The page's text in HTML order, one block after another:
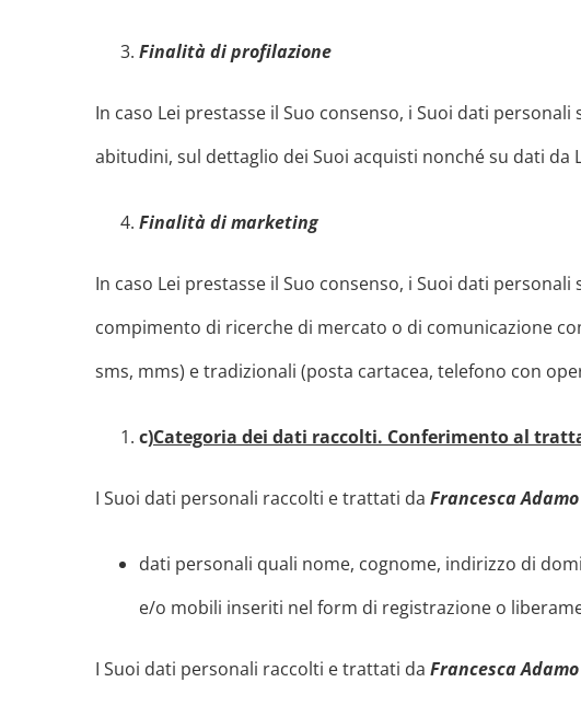
Finalità di profilazione
In caso Lei prestasse il Suo consenso, i Suoi dati
abitudini, sul dettaglio dei Suoi acquisti nonché su dati
Finalità di marketing
In caso Lei prestasse il Suo consenso, i Suoi dati
compimento di ricerche di mercato o di comunicazione
sms, mms) e tradizionali (posta cartacea, telefono con
c)Categoria dei dati raccolti. Conferimento al
I Suoi dati personali raccolti e trattati da Francesca Adamo
dati personali quali nome, cognome, indirizzo di
e/o mobili inseriti nel form di registrazione o
I Suoi dati personali raccolti e trattati da Francesca Adamo